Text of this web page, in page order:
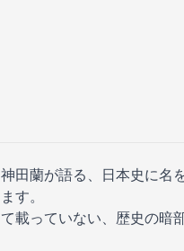
田蘭が語る、日本史に名
す。
載っていない、歴史の暗